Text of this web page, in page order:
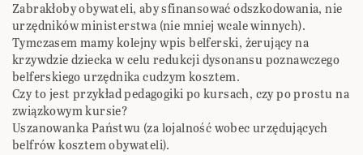
Zabrakłoby obywateli, aby sfinansować odszkodowania, nie
urzędników ministerstwa (nie mniej wcale winnych).
Tymczasem mamy kolejny wpis belferski, żerujący na
krzywdzie dziecka w celu redukcji dysonansu poznawczego
belferskiego urzędnika cudzym kosztem.
Czy to jest przykład pedagogiki po kursach, czy po prostu na
związkowym kursie?
Uszanowanka Państwu (za lojalność wobec urzędujących
belfrów kosztem obywateli).